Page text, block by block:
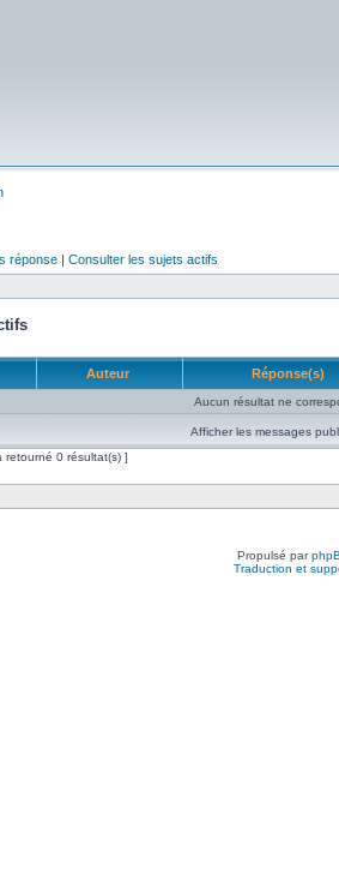
réponse | Consulter les sujets actifs
Auteur Réponse(s)
Aucun résultat ne
Afficher les messages
retourné 0 résultat(s) ]
Propulsé par
Traduction et